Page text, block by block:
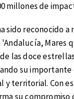
millones de
sido reconocido a
'Andalucía, Mares
las doce
su
y territorial. Con
su compromiso